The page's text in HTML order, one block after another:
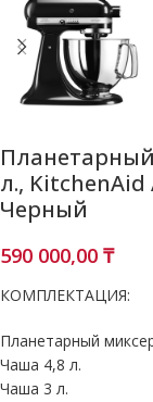
л., KitchenAid
Черный
590 000,00 ₸
КОМПЛЕКТАЦИЯ:
Планетарный
Чаша 4,8 л.
Чаша 3 л.